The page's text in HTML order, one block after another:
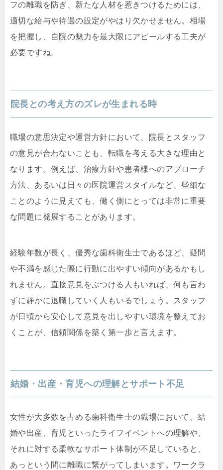
フの離職を防ぎ、新たな人材を惹きつけるためには、
適切な給与や待遇の設定がやはり欠かせません。相場
を把握し、自院の魅力を最大限にアピールする工夫が
必要ですね。
院長との考え方のズレが生まれる時
職場の意思決定や運営方針において、院長とスタッフ
の意見が合わないことも、転職を考える大きな理由と
なります。例えば、治療方針や患者様へのアプローチ
方法、あるいは日々の医院運営スタイルなど、些細な
ことのように見えても、働く側にとっては非常に重要
な問題に発展することがあります。
経験年数が長く、優秀な歯科衛生士であるほど、疑問
や不満を感じた際に行動に出やすい傾向があるかもし
れません。直接意見をぶつける人もいれば、何も言わ
ずに静かに退職していく人もいるでしょう。スタッフ
が日頃から安心して意見を出しやすい環境を整えてお
くことが、信頼関係を築く第一歩と言えます。
結婚・出産・育児への理解とサポート不足
女性が大多数を占める歯科衛生士の職場において、結
婚や出産、育児といったライフイベントへの理解や、
それに対する柔軟なサポート体制が不足していると、
あっという間に離職に繋がってしまいます。ワークラ